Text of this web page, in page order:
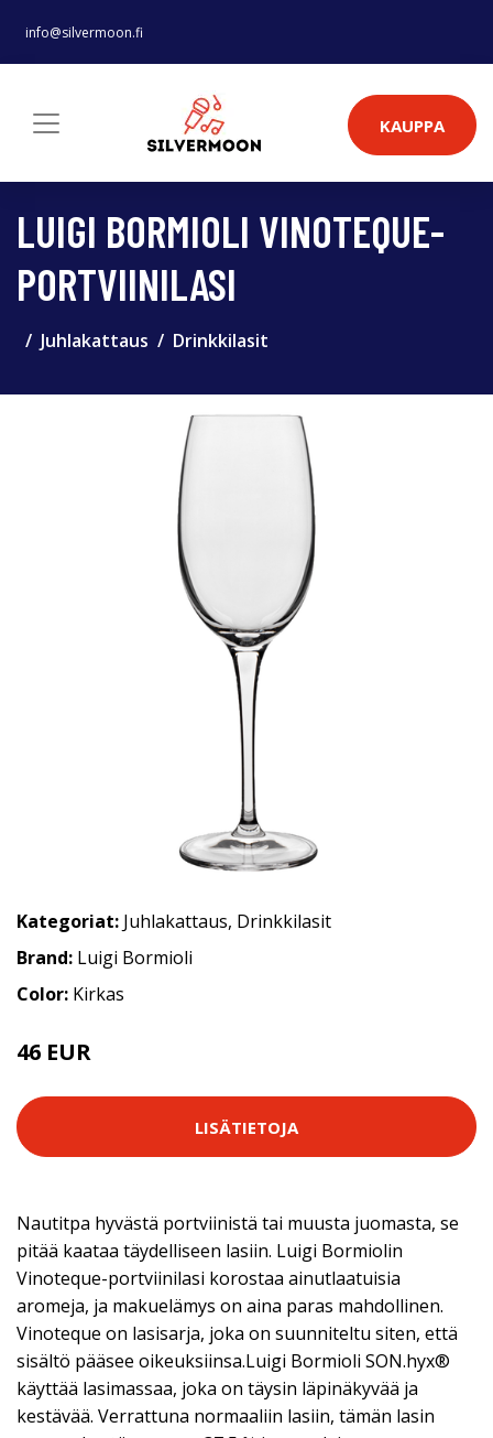
info@silvermoon.fi
KAUPPA
LUIGI BORMIOLI VINOTEQUE-
PORTVIINILASI
Juhlakattaus Drinkkilasit
Kategoriat: Juhlakattaus, Drinkkilasit
Brand: Luigi Bormioli
Color: Kirkas
46 EUR
LISÄTIETOJA
Nautitpa hyvästä portviinistä tai muusta juomasta, se
pitää kaataa täydelliseen lasiin. Luigi Bormiolin
Vinoteque-portviinilasi korostaa ainutlaatuisia
aromeja, ja makuelämys on aina paras mahdollinen.
Vinoteque on lasisarja, joka on suunniteltu siten, että
sisältö pääsee oikeuksiinsa.Luigi Bormioli SON.hyx®
käyttää lasimassaa, joka on täysin läpinäkyvää ja
kestävää. Verrattuna normaaliin lasiin, tämän lasin